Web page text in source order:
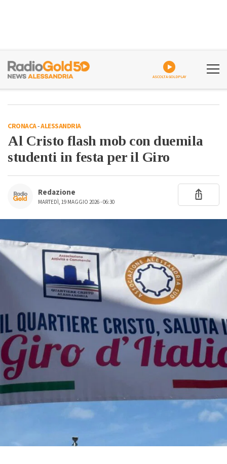
ASCOLTA GOLDPLAY
CRONACA-ALESSANDRIA
Al Cristo flash mob con duemila
studenti in festa per il Giro
Redazione
MARTEDÌ, 19 MAGGIO 2026 - 06:30